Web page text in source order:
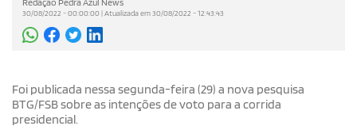
30/08/2022 - 00:00:00 | Atualizada em 30/08/2022 - 12:43:43
Foi publicada nessa segunda-feira (29) a nova pesquisa
BTG/FSB sobre as intenções de voto para a corrida
presidencial.